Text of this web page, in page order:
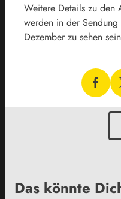
Weitere Details zu den
werden in der
Dezember zu sehen
Das könnte